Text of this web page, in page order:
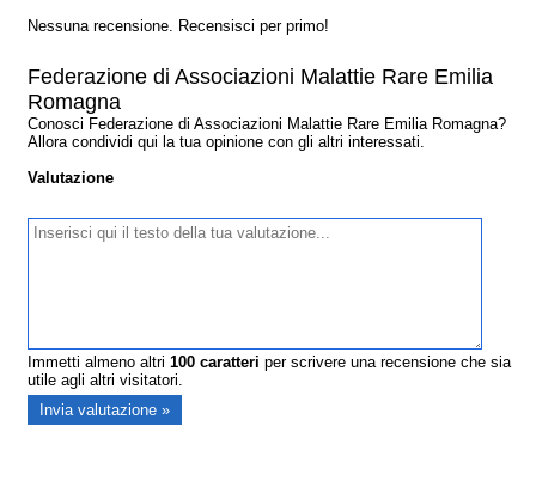
Nessuna recensione. Recensisci per primo!
Federazione di Associazioni Malattie Rare Emilia
Romagna
Conosci Federazione di Associazioni Malattie Rare Emilia Romagna?
Allora condividi qui la tua opinione con gli altri interessati.
Valutazione
Immetti almeno altri100 caratteri per scrivere una recensione che sia
utile agli altri visitatori.